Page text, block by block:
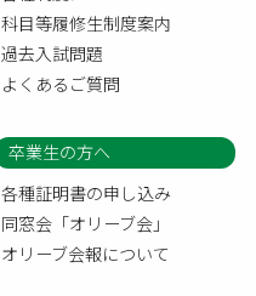
科目等履修生制度案内
過去入試問題
よくあるご質問
卒業生の方へ
各種証明書の申し込み
同窓会「オリーブ会」
オリーブ会報について